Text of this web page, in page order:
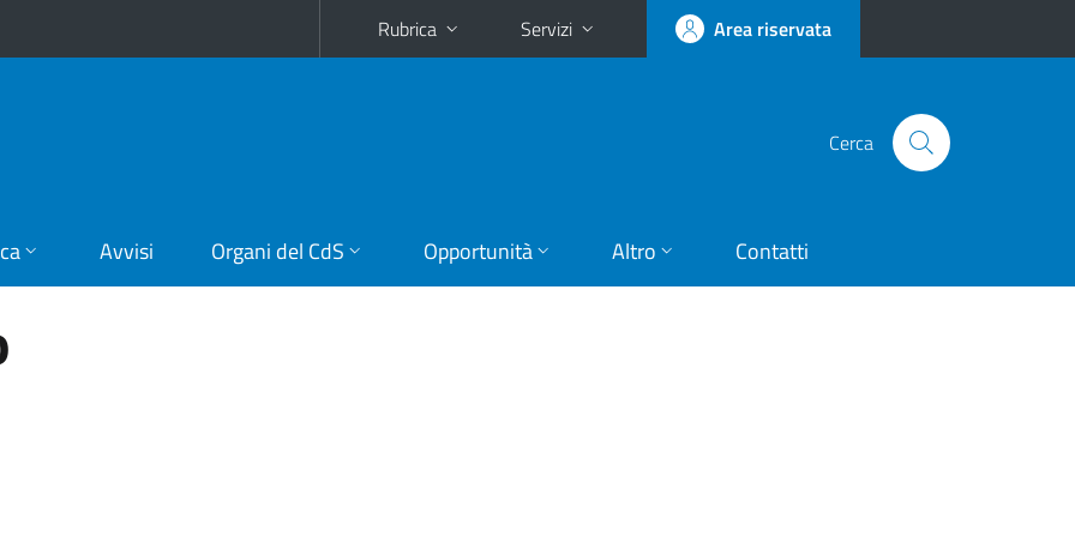
Rubrica Servizi Area riservata
Cerca
Avvisi Organi del CdS Opportunità Altro Contatti